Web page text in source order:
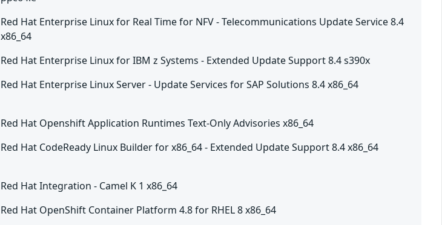
Red Hat Enterprise Linux for Real Time for NFV - Telecommunications Update Service 8.4
x86_64
Red Hat Enterprise Linux for IBM z Systems - Extended Update Support 8.4 s390x
Red Hat Enterprise Linux Server - Update Services for SAP Solutions 8.4 x86_64
Red Hat Openshift Application Runtimes Text-Only Advisories x86_64
Red Hat CodeReady Linux Builder for x86_64 - Extended Update Support 8.4 x86_64
Red Hat Integration - Camel K 1 x86_64
Red Hat OpenShift Container Platform 4.8 for RHEL 8 x86_64